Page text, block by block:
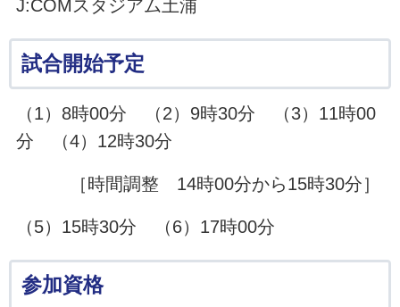
J:COMスタジアム土浦
試合開始予定
（1）8時00分 （2）9時30分 （3）11時00
分 （4）12時30分
［時間調整 14時00分から15時30分］
（5）15時30分 （6）17時00分
参加資格